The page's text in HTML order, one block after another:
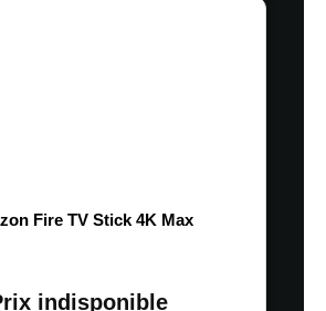
Fire TV Stick 4K Max
indisponible